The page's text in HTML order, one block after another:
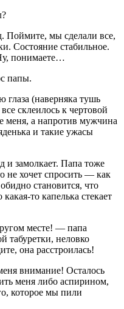
Поймите, мы сделали все,
Состояние стабильное.
понимаете…
папы.
глаза (наверняка тушь
склеилось к чертовой
меня, а напротив мужчина
и такие ужасы
и замолкает. Папа тоже
не хочет спросить — как
становится, что
то капелька стекает
месте! — папа
табуретки, неловко
она расстроилась!
внимание! Осталось
меня либо аспирином,
которое мы пили